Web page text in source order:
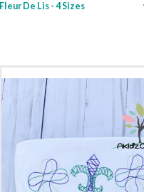
Fleur De Lis - 4 Sizes